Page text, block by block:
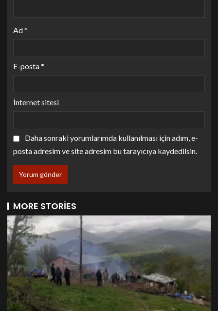
Ad*
E-posta*
İnternet sitesi
Daha sonraki yorumlarımda kullanılması için adım, e-
posta adresim ve site adresim bu tarayıcıya kaydedilsin.
MORE STORIES